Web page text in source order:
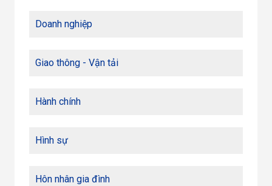
Doanh nghiệp
Giao thông - Vận tải
Hành chính
Hình sự
Hôn nhân gia đình